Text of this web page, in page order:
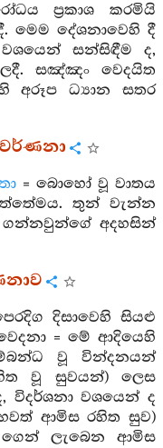
ප්‍රකාශ කරමියි
මෙම දේශනාවෙහි දී
සන්සිඳීම ද,
සඤ්ඤං වෙදයිත
අරූප ධ්‍යාන සතර
වර්ණනා
= බොහෝ වූ වාතය
තුන් වැන්න
ගන්නවුන්ගේ අදහසින්
දිසාවෙහි සියළු
= මේ ආදියෙහි
වූ වින්දනයන්
වූ සුවයන්) ලෙස
විදර්ශනා වශයෙන් ද
ආමිස රහිත සුව)
ලැබෙන ආමිස